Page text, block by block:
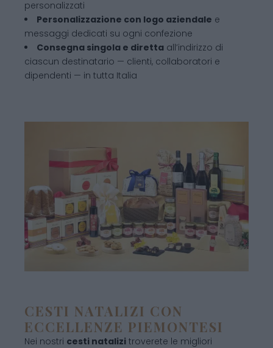
personalizzati
Personalizzazione con logo aziendale e
messaggi dedicati su ogni confezione
Consegna singola e diretta all’indirizzo di
ciascun destinatario — clienti, collaboratori e
dipendenti — in tutta Italia
CESTI NATALIZI CON
ECCELLENZE PIEMONTESI
Nei nostri cesti natalizi troverete le migliori